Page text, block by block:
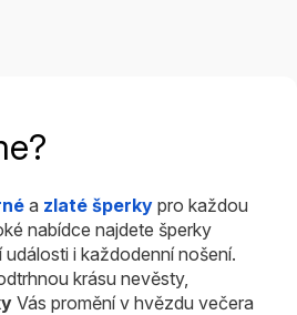
a zlaté šperky pro každou
nabídce najdete šperky
i každodenní nošení.
krásu nevěsty,
Vás promění v hvězdu večera